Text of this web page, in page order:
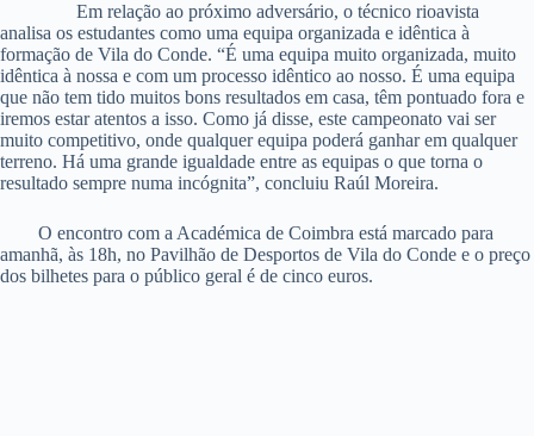
Em relação ao próximo adversário, o técnico rioavista
analisa os estudantes como uma equipa organizada e idêntica à
formação de Vila do Conde. “É uma equipa muito organizada, muito
idêntica à nossa e com um processo idêntico ao nosso. É uma equipa
que não tem tido muitos bons resultados em casa, têm pontuado fora e
iremos estar atentos a isso. Como já disse, este campeonato vai ser
muito competitivo, onde qualquer equipa poderá ganhar em qualquer
terreno. Há uma grande igualdade entre as equipas o que torna o
resultado sempre numa incógnita”, concluiu Raúl Moreira.
O encontro com a Académica de Coimbra está marcado para
amanhã, às 18h, no Pavilhão de Desportos de Vila do Conde e o preço
dos bilhetes para o público geral é de cinco euros.